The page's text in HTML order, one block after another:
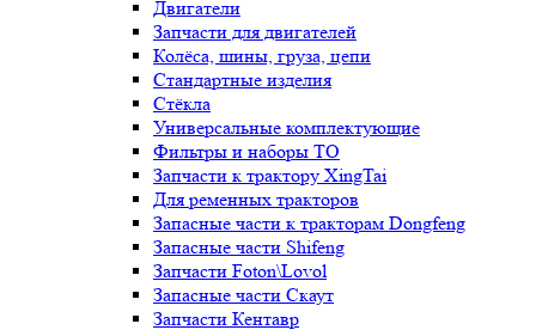
Двигатели
Запчасти для двигателей
Колёса, шины, груза, цепи
Стандартные изделия
Стёкла
Универсальные комплектующие
Фильтры и наборы ТО
Запчасти к трактору XingTai
Для ременных тракторов
Запасные части к тракторам Dongfeng
Запасные части Shifeng
Запчасти Foton\Lovol
Запасные части Скаут
Запчасти Кентавр